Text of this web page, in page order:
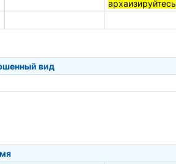
архаизируйтесь
вид